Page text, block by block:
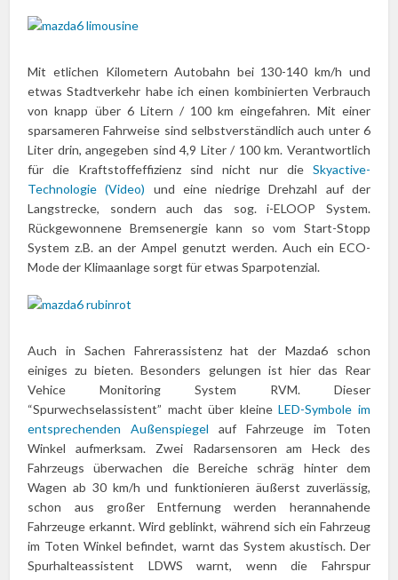
Mit etlichen Kilometern Autobahn bei 130-140 km/h und
etwas Stadtverkehr habe ich einen kombinierten Verbrauch
von knapp über 6 Litern / 100 km eingefahren. Mit einer
sparsameren Fahrweise sind selbstverständlich auch unter 6
Liter drin, angegeben sind 4,9 Liter / 100 km. Verantwortlich
für die Kraftstoffeffizienz sind nicht nur die Skyactive-
Technologie (Video) und eine niedrige Drehzahl auf der
Langstrecke, sondern auch das sog. i-ELOOP System.
Rückgewonnene Bremsenergie kann so vom Start-Stopp
System z.B. an der Ampel genutzt werden. Auch ein ECO-
Mode der Klimaanlage sorgt für etwas Sparpotenzial.
Auch in Sachen Fahrerassistenz hat der Mazda6 schon
einiges zu bieten. Besonders gelungen ist hier das Rear
Vehice Monitoring System RVM. Dieser
“Spurwechselassistent” macht über kleineLED-Symbole im
entsprechenden Außenspiegel auf Fahrzeuge im Toten
Winkel aufmerksam. Zwei Radarsensoren am Heck des
Fahrzeugs überwachen die Bereiche schräg hinter dem
Wagen ab 30 km/h und funktionieren äußerst zuverlässig,
schon aus großer Entfernung werden herannahende
Fahrzeuge erkannt. Wird geblinkt, während sich ein Fahrzeug
im Toten Winkel befindet, warnt das System akustisch. Der
Spurhalteassistent LDWS warnt, wenn die Fahrspur